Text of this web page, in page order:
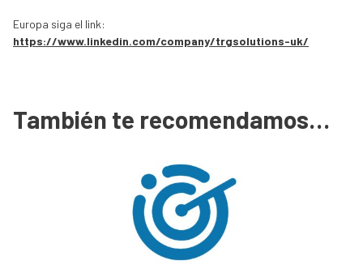
Europa siga el link:
https://www.linkedin.com/company/trgsolutions-uk/
También te recomendamos…